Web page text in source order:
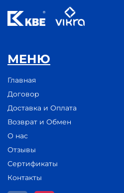
МЕНЮ
Главная
Договор
Доставка и Оплата
Возврат и Обмен
О нас
Отзывы
Сертификаты
Контакты